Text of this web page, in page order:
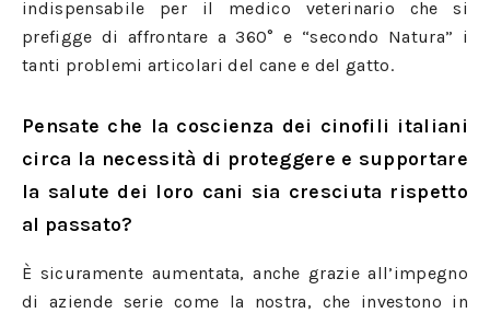
indispensabile per il medico veterinario che si
prefigge di affrontare a 360° e “secondo Natura” i
tanti problemi articolari del cane e del gatto.
Pensate che la coscienza dei cinofili italiani
circa la necessità di proteggere e supportare
la salute dei loro cani sia cresciuta rispetto
al passato?
È sicuramente aumentata, anche grazie all’impegno
di aziende serie come la nostra, che investono in